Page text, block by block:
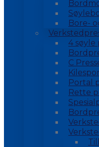
Bore-
4 søyle
C
Portal
Rette